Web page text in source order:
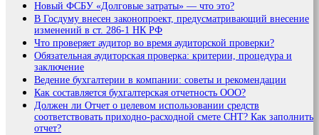
Новый ФСБУ «Долговые затраты» — что это?
В Госдуму внесен законопроект, предусматривающий внесение
изменений в ст. 286-1 НК РФ
Что проверяет аудитор во время аудиторской проверки?
Обязательная аудиторская проверка: критерии, процедура и
заключение
Ведение бухгалтерии в компании: советы и рекомендации
Как составляется бухгалтерская отчетность ООО?
Должен ли Отчет о целевом использовании средств
соответствовать приходно-расходной смете СНТ? Как заполнить
отчет?